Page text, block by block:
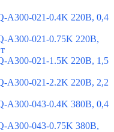
A300-021-0.4K 220В, 0,4
A300-021-0.75K 220В,
A300-021-1.5K 220В, 1,5
A300-021-2.2K 220В, 2,2
A300-043-0.4K 380В, 0,4
A300-043-0.75K 380В,